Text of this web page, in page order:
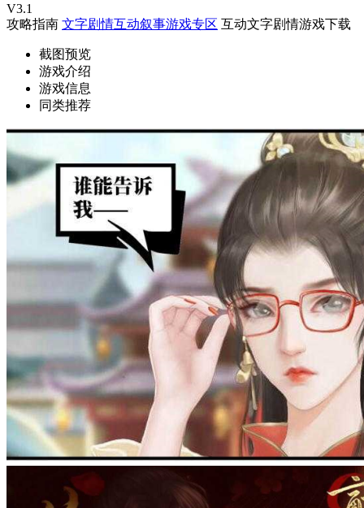
V3.1
攻略指南 文字剧情互动叙事游戏专区 互动文字剧情游戏下载
截图预览
游戏介绍
游戏信息
同类推荐